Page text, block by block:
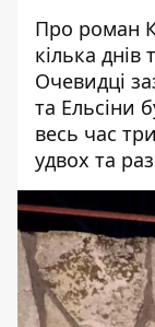
Про роман
кілька днів
Очевидці
та Ельсіни
весь час
удвох та